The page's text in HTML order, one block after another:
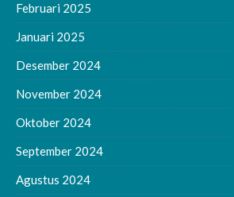
Februari 2025
Januari 2025
Desember 2024
November 2024
Oktober 2024
September 2024
Agustus 2024